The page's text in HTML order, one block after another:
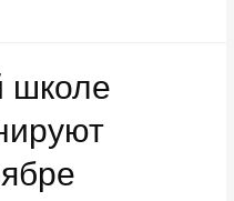
школе